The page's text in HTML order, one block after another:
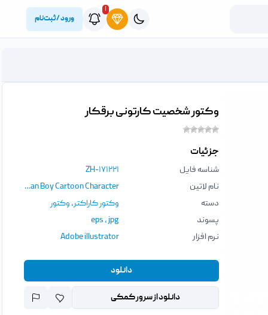
۱
ورود / ثبت‌نام
وکتور شخصیت کارتونی برقکار
جزئیات
شناسه فایل
ZH-۱۷۱۲۲۱
نام لاتین
Electrical Mechanic Holding Light Bulb Mascot Logo Cute Electrician Boy Cartoon Character
دسته
وکتور کاراکتر, وکتور
پسوند
eps ،jpg
نرم افزار
Adobe illustrator
دانلود
دانلود از سرور کمکی